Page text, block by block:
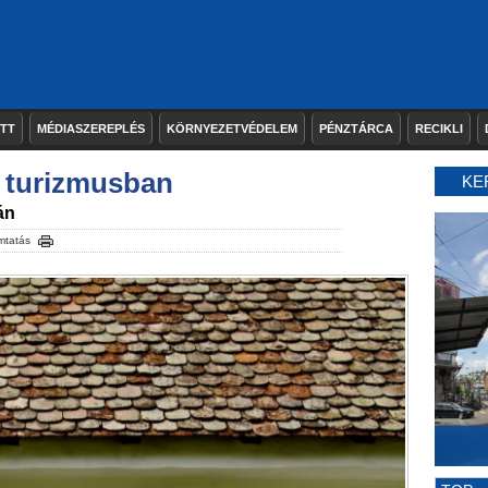
MÉDIASZEREPLÉS KÖRNYEZETVÉDELEM PÉNZTÁRCA RECIKLI
turizmusban